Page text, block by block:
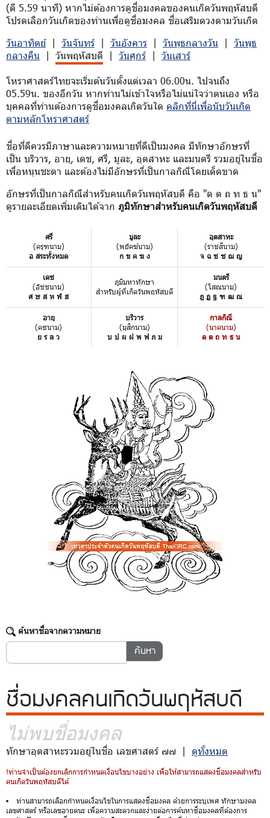
(ตี 5.59 นาที) หากไม่ต้องการดูชื่อมงคลของคนเกิดวันพฤหัสบดี
โปรดเลือกวันเกิดของท่านเพื่อดูชื่อมงคล ชื่อเสริมดวงตามวันเกิด
วันอาทิตย์| วันจันทร์ | วันอังคาร | วันพุธกลางวัน | วันพุธ
กลางคืน | วันพฤหัสบดี | วันศุกร์ | วันเสาร์
โหราศาสตร์ไทยจะเริ่มต้นวันตั้งแต่เวลา 06.00น. ไปจนถึง
05.59น. ของอีกวัน หากท่านไม่เข้าใจหรือไม่แน่ใจว่าตนเอง หรือ
บุคคลที่ท่านต้องการดูชื่อมงคลเกิดวันใด คลิกที่นี่เพื่อนับวันเกิด
ตามหลักโหราศาสตร์
ชื่อที่ดีควรมีภาษาและความหมายที่ดีเป็นมงคล มีทักษาอักษรที่
เป็น บริวาร, อายุ, เดช, ศรี, มูละ, อุตสาหะ และมนตรี รวมอยู่ในชื่อ
เพื่อหนุนชะตา และต้องไม่มีอักษรที่เป็นกาลกิณีโดยเด็ดขาด
อักษรที่เป็นกาลกิณีสำหรับคนเกิดวันพฤหัสบดี คือ "ด ต ถ ท ธ น"
ดูรายละเอียดเพิ่มเติมได้จาก ภูมิทักษาสำหรับคนเกิดวันพฤหัสบดี
ศรี
(ครุฑนาม)
อ สระทั้งหมด
มูละ
(พยัคฆ์นาม)
ก ข ค ฆ ง
อุตสาหะ
(ราชสีนาม)
จ ฉ ช ซ ฌ ญ
เดช
(อัชชนาม)
ศ ษ ส ห ฬ ฮ
ภูมิมหาทักษา
สำหรับผู้ที่เกิดวันพฤหัสบดี
มนตรี
(โสณนาม)
ฎ ฏ ฐ ฑ ฒ ณ
อายุ
(คชนาม)
ย ร ล ว
บริวาร
(มุสิกนาม)
บ ป ผ ฝ พ ฟ ภ ม
กาลกิณี
(นาคนาม)
ด ต ถ ท ธ น
ค้นหาชื่อจากความหมาย
ชื่อมงคลคนเกิดวันพฤหัสบดี
ไม่พบชื่อมงคล
ทักษาอุตสาหะรวมอยู่ในชื่อ เลขศาสตร์ ๗๗ | ดูทั้งหมด
!ท่านจำเป็นต้องยกเลิกการกำหนดเงื่อนไขบางอย่าง เพื่อให้สามารถแสดงชื่อมงคลสำหรับ
คนเกิดวันพฤหัสบดีได้
ท่านสามารถเลือกกำหนดเงื่อนไขในการแสดงชื่อมงคล ด้วยการระบุเพศ ทักษามงคล
เลขศาสตร์ หรือเลขอายตนะ เพื่อความสะดวกและง่ายต่อการค้นหาชื่อมงคลที่ต้องการ